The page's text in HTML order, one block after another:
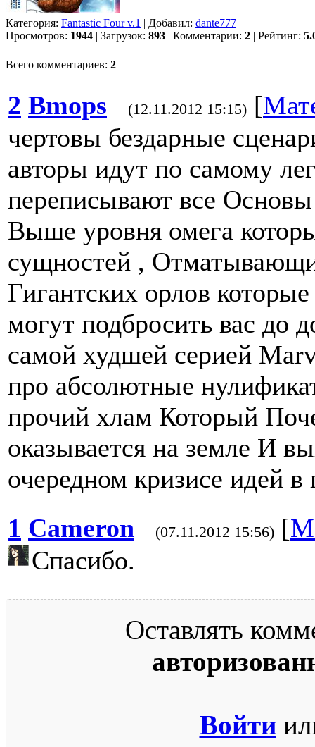
Категория: Fantastic Four v.1 | Добавил: dante777
Просмотров: 1944 | Загрузок: 893 | Комментарии: 2 | Рейтинг:
Всего комментариев: 2
2 Bmops (12.11.2012 15:15) [
чертовы бездарные
авторы идут по самому
переписывают все
Выше уровня омега
сущностей ,
Гигантских орлов
могут подбросить вас до
самой худшей серией
про абсолютные
прочий хлам Который
оказывается на земле И
очередном кризисе идей в
1 Cameron (07.11.2012 15:56) [
Спасибо.
Оставлять
Войти